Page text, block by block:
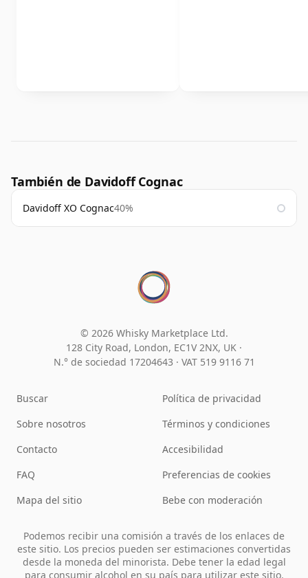
También de Davidoff Cognac
Davidoff XO Cognac40%
© 2026 Whisky Marketplace Ltd.
128 City Road, London, EC1V 2NX, UK ·
N.° de sociedad 17204643 · VAT 519 9116 71
Buscar
Sobre nosotros
Contacto
FAQ
Mapa del sitio
Política de privacidad
Términos y condiciones
Accesibilidad
Preferencias de cookies
Bebe con moderación
Podemos recibir una comisión a través de los enlaces de
este sitio. Los precios pueden ser estimaciones convertidas
desde la moneda del minorista. Debe tener la edad legal
para consumir alcohol en su país para utilizar este sitio.